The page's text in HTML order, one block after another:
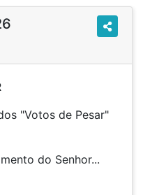
"Votos de Pesar"
do Senhor...